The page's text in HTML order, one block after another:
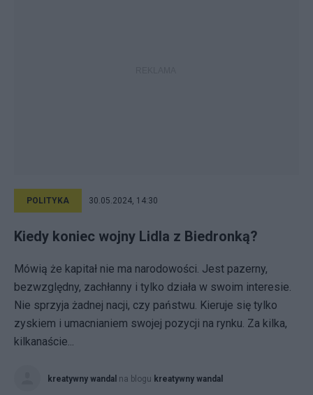
POLITYKA 30.05.2024, 14:30
Kiedy koniec wojny Lidla z Biedronką?
Mówią że kapitał nie ma narodowości. Jest pazerny,
bezwzględny, zachłanny i tylko działa w swoim interesie.
Nie sprzyja żadnej nacji, czy państwu. Kieruje się tylko
zyskiem i umacnianiem swojej pozycji na rynku. Za kilka,
kilkanaście...
kreatywny wandal na blogu kreatywny wandal